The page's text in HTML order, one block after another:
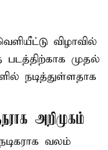
விழாவில்
முதல்
நடித்துள்ளதாக
அறிமுகம்
வலம்